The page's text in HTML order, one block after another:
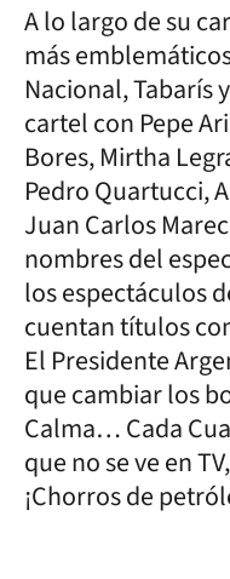
A lo largo de su
más
Nacional, Tabarís
cartel con Pepe
Bores, Mirtha
Pedro Quartucci,
Juan Carlos
nombres del
los espectáculos
cuentan títulos
El Presidente
que cambiar los
Calma… Cada
que no se ve en
¡Chorros de